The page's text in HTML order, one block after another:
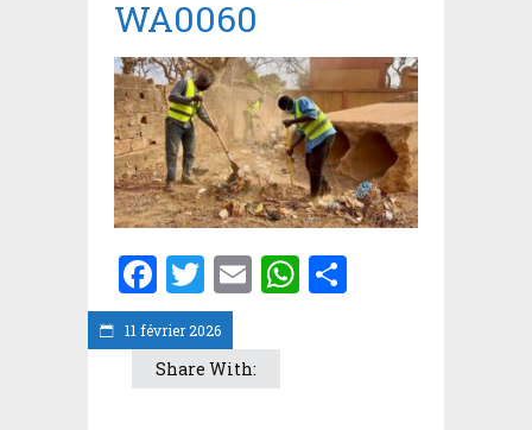
11 février 2026
WA0060
Facebook
Twitter
EmailWhatsApp
Share With: